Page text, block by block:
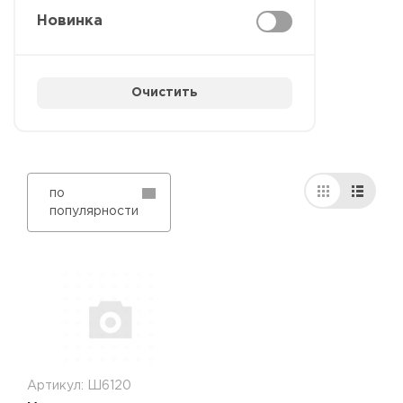
Новинка
Очистить
по
популярности
Артикул: Ш6120